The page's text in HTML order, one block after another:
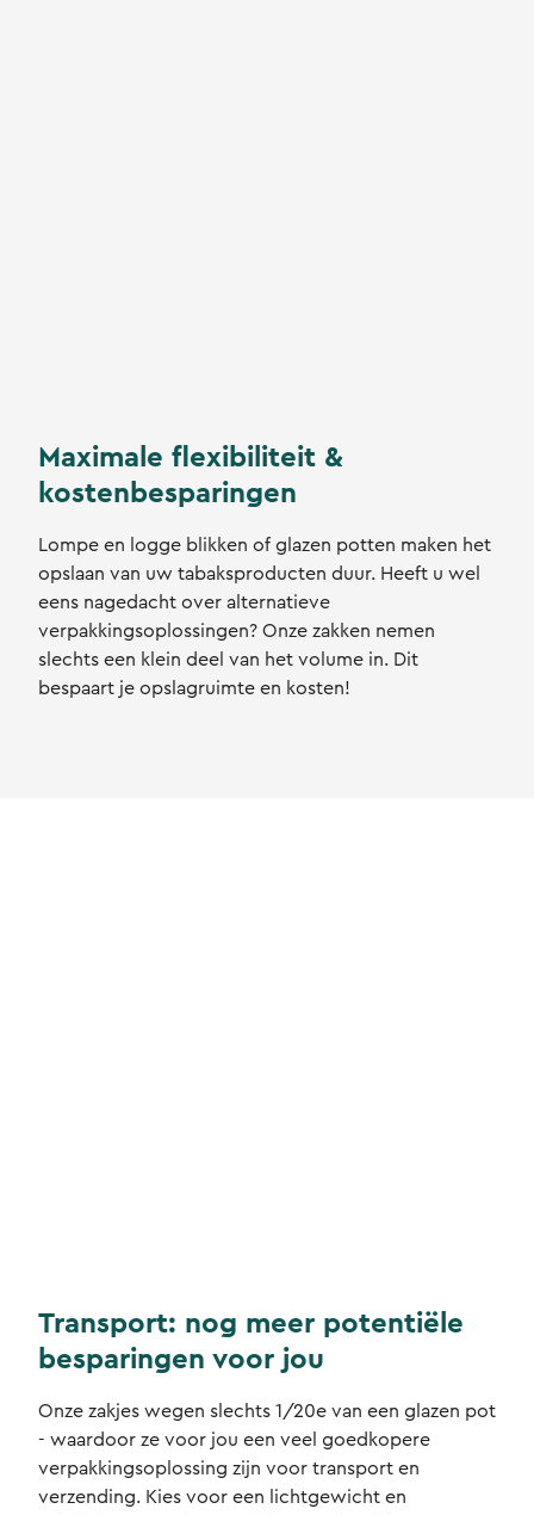
Maximale flexibiliteit &
kostenbesparingen
Lompe en logge blikken of glazen potten maken het
opslaan van uw tabaksproducten duur. Heeft u wel
eens nagedacht over alternatieve
verpakkingsoplossingen? Onze zakken nemen
slechts een klein deel van het volume in. Dit
bespaart je opslagruimte en kosten!
Transport: nog meer potentiële
besparingen voor jou
Onze zakjes wegen slechts 1/20e van een glazen pot
- waardoor ze voor jou een veel goedkopere
verpakkingsoplossing zijn voor transport en
verzending. Kies voor een lichtgewicht en